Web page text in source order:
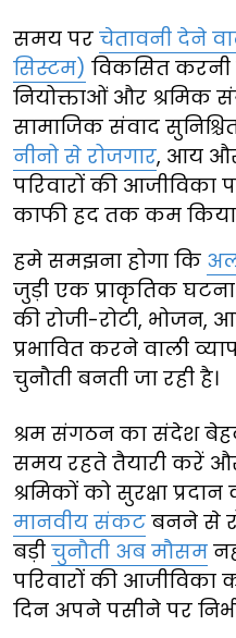
समय पर चेतावनी देने
सिस्टम) विकसित करनी
नियोक्ताओं और श्रमिक
सामाजिक संवाद
नीनो से रोजगार, आय
परिवारों की आजीविका
काफी हद तक कम किया
हमे समझना होगा कि
जुड़ी एक प्राकृतिक
की रोजी-रोटी, भोजन,
प्रभावित करने वाली
चुनौती बनती जा रही है।
श्रम संगठन का संदेश
समय रहते तैयारी करें
श्रमिकों को सुरक्षा
मानवीय संकट बनने से
बड़ी चुनौती अब मौसम
परिवारों की आजीविका
दिन अपने पसीने पर